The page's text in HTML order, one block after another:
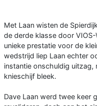
Met Laan wisten de
de derde klasse door
unieke prestatie voor de
wedstrijd liep Laan echter
instantie onschuldig uitzag,
knieschijf bleek.
Dave Laan werd twee keer